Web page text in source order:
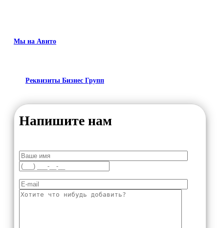
Мы на Авито
Реквизиты Бизнес Групп
Напишите нам